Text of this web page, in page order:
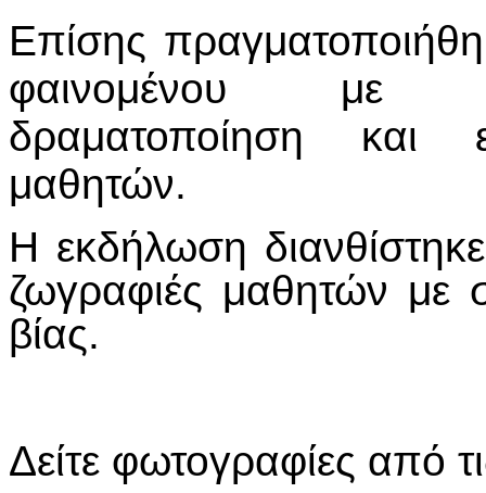
Επίσης
φαινομένου με
δραματοποίηση και
μαθητών.
Η εκδήλωση
ζωγραφιές μαθητών με
βίας.
Δείτε φωτογραφίες από